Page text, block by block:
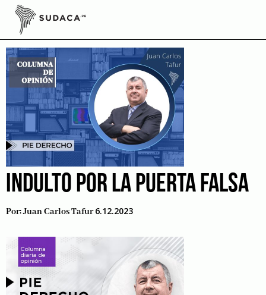
Skip
contentcorte interamericana
INDULTO POR LA PUERTA FALSA
Por:Juan Carlos Tafur 6.12.2023